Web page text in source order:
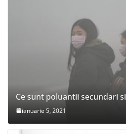
Ce sunt poluantii secundari
ianuarie 5, 2021